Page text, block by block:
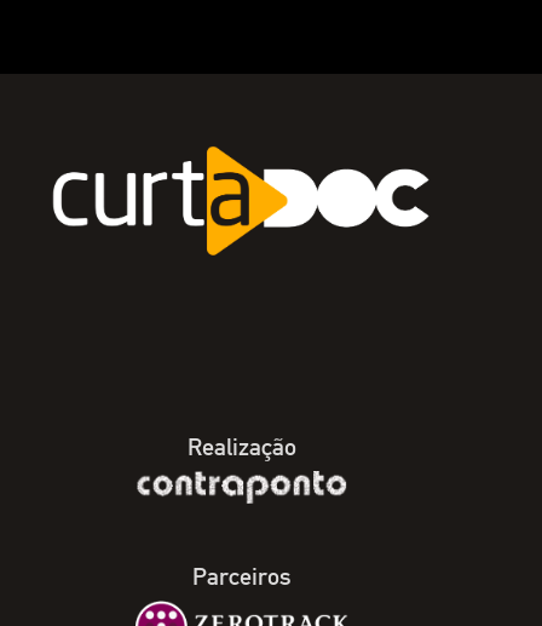
Realização
Parceiros